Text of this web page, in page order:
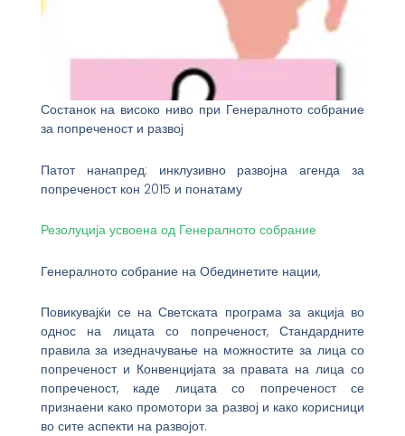
Состанок на високо ниво при Генералното собрание
за попреченост и развој
Патот нанапред: инклузивно развојна агенда за
попреченост кон 2015 и понатаму
Резолуција усвоена од Генералното собрание
Генералното собрание на Обединетите нации,
Повикувајќи се на Светската програма за акција во
однос на лицата со попреченост, Стандардните
правила за изедначување на можностите за лица со
попреченост и Конвенцијата за правата на лица со
попреченост, каде лицата со попреченост се
признаени како промотори за развој и како корисници
во сите аспекти на развојот.